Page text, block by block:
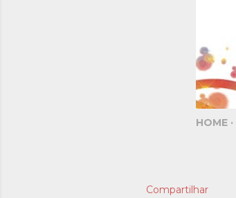
HOME
Compartilhar